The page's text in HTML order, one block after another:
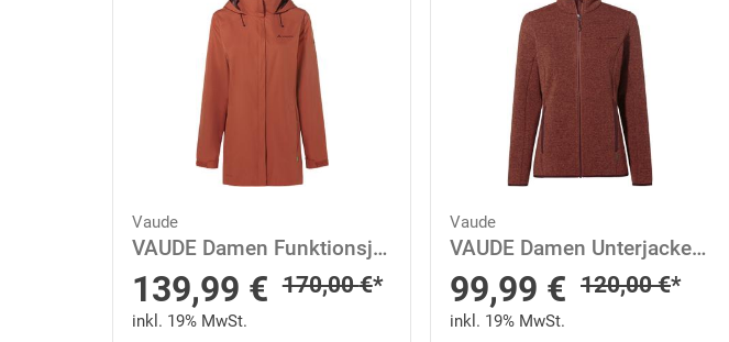
Vaude
VAUDE Damen Funktionsjacke Wo Escape Parka 44 in Braun
Sonderpreis
139,99 € Regulärer Preis
170,00€*
inkl. 19% MwSt.
Vaude
VAUDE Damen Unterjacke Wo Rienza Jacket IV 42 in Braun
Sonderpreis
99,99 € Regulärer Preis
120,00€*
inkl. 19% MwSt.